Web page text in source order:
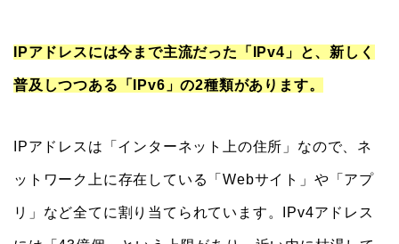
IPアドレスには今まで主流だった「IPv4」と、新しく
普及しつつある「IPv6」の2種類があります。
IPアドレスは「インターネット上の住所」なので、ネ
ットワーク上に存在している「Webサイト」や「アプ
リ」など全てに割り当てられています。IPv4アドレス